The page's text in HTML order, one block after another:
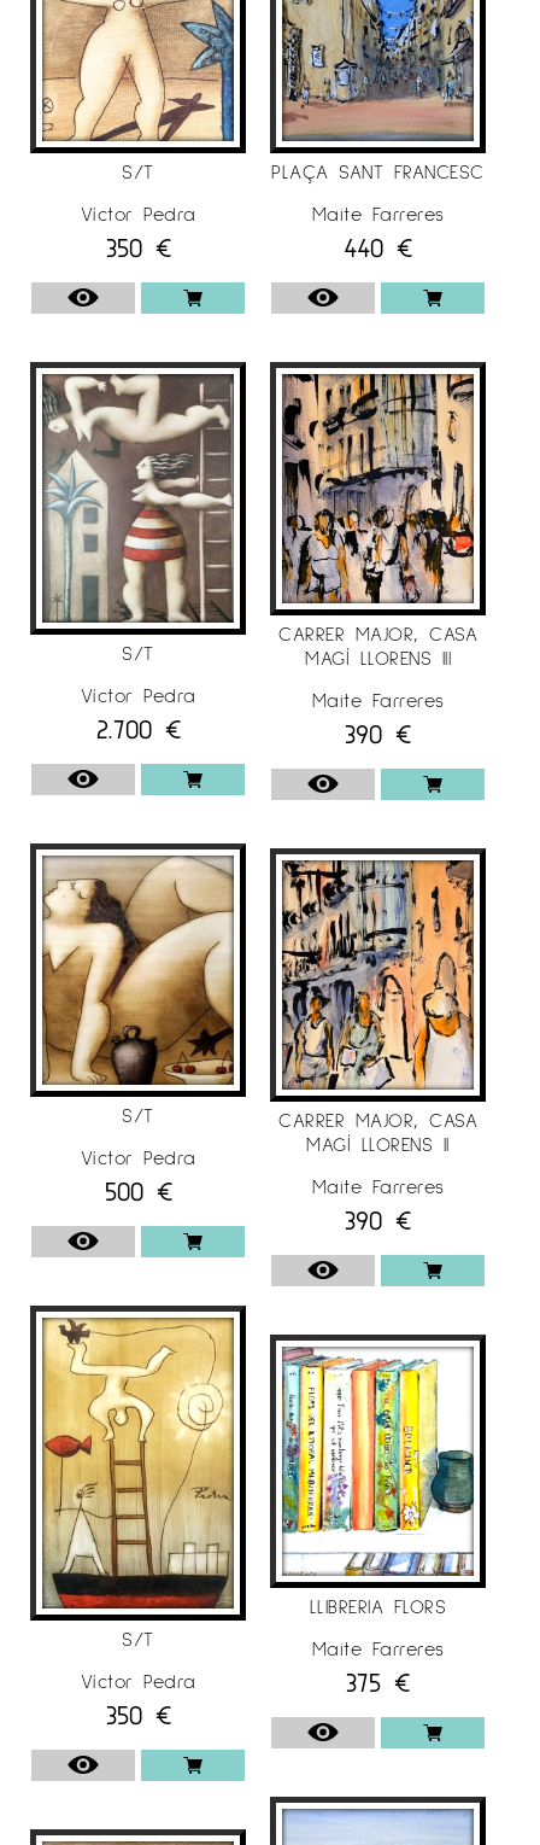
S/T
Víctor Pedra
350 €
S/T
Víctor Pedra
2.700 €
S/T
Víctor Pedra
500 €
S/T
Víctor Pedra
350 €
PLAÇA SANT FRANCESC
Maite Farreres
440 €
CARRER MAJOR, CASA
MAGÍ LLORENS III
Maite Farreres
390 €
CARRER MAJOR, CASA
MAGÍ LLORENS II
Maite Farreres
390 €
LLIBRERIA FLORS
Maite Farreres
375 €